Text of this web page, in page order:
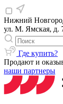
Нижний
ул. М. Ямская, д.
Где купить?
Продают и
наши партнеры